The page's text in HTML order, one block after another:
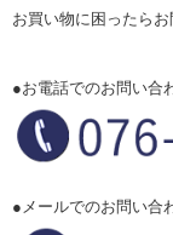
お買い物に困ったら
●お電話でのお問い合
●メールでのお問い合